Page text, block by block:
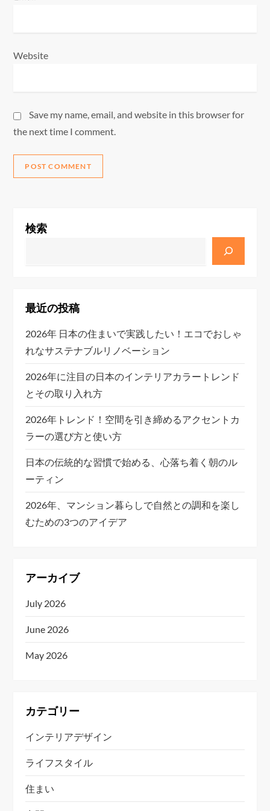
Website
Save my name, email, and website in this browser for
the next time I comment.
検索
最近の投稿
2026年 日本の住まいで実践したい！エコでおしゃ
れなサステナブルリノベーション
2026年に注目の日本のインテリアカラートレンド
とその取り入れ方
2026年トレンド！空間を引き締めるアクセントカ
ラーの選び方と使い方
日本の伝統的な習慣で始める、心落ち着く朝のル
ーティン
2026年、マンション暮らしで自然との調和を楽し
むための3つのアイデア
アーカイブ
July 2026
June 2026
May 2026
カテゴリー
インテリアデザイン
ライフスタイル
住まい